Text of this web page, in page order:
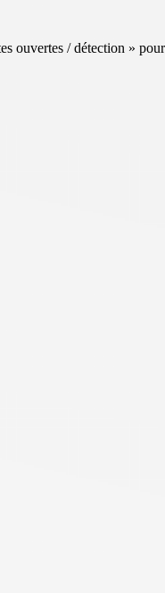
ouvertes / détection »